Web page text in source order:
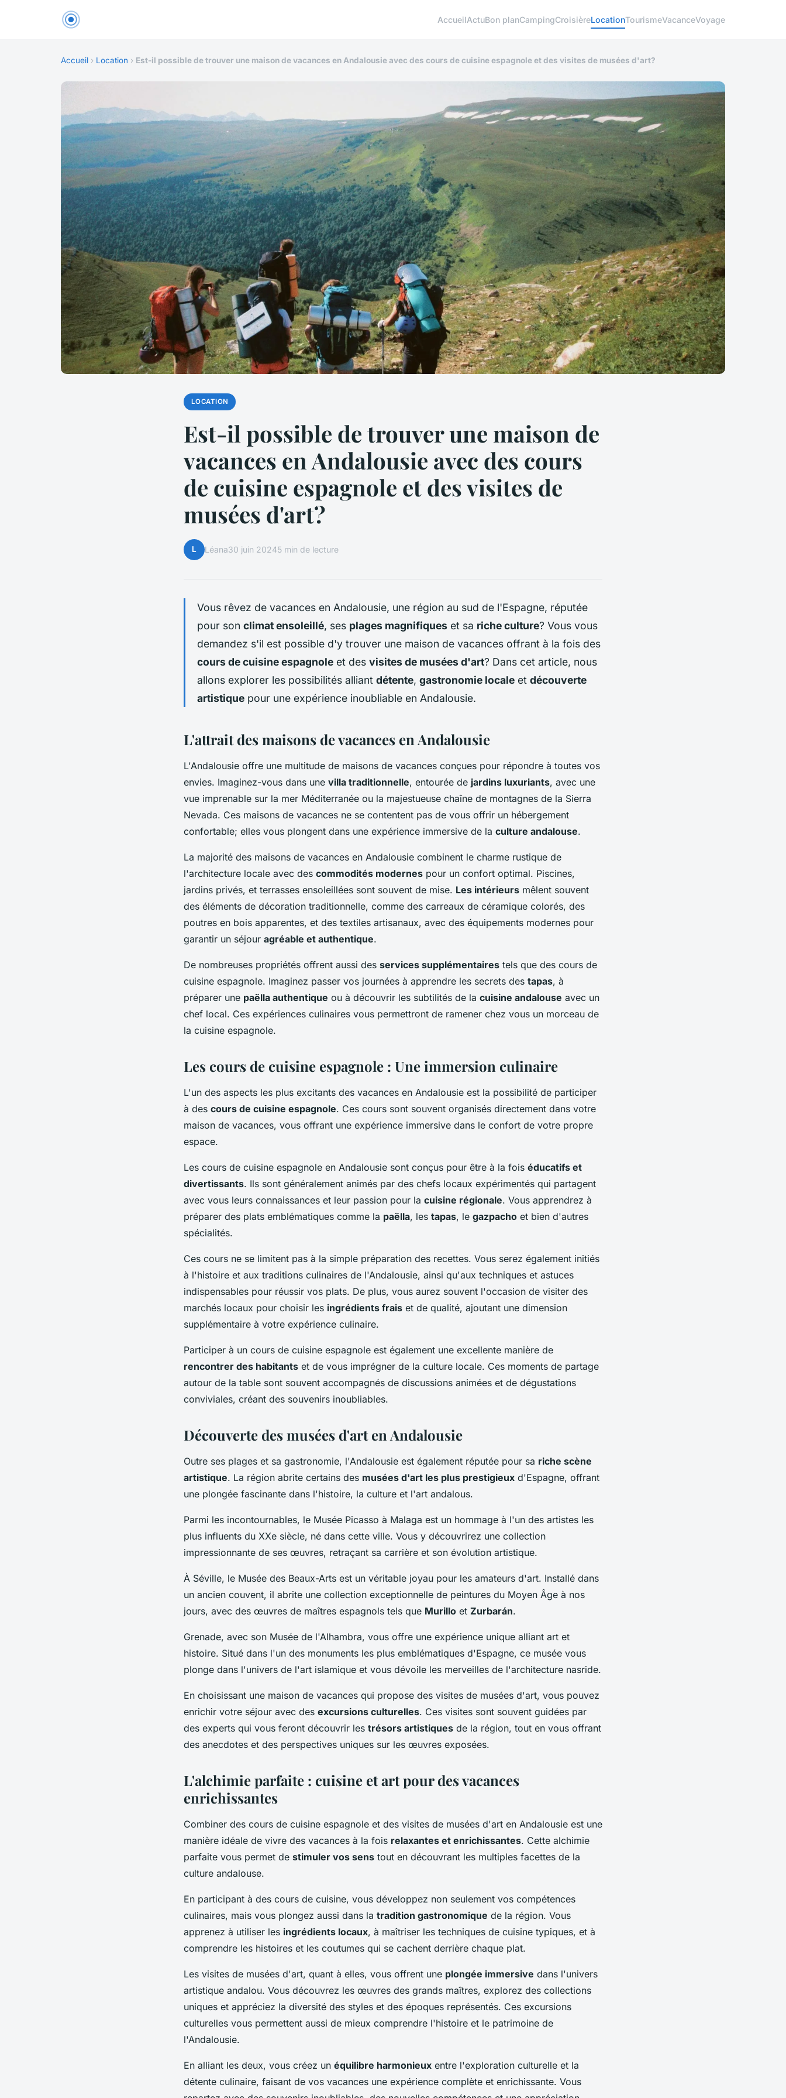
AccueilActuBon planCampingCroisièreLocationTourismeVacanceVoyage
Accueil › Location › Est-il possible de trouver une maison de vacances en Andalousie avec des cours de cuisine espagnole et des visites de musées d'art?
LOCATION
Est-il possible de trouver une maison de
vacances en Andalousie avec des cours
de cuisine espagnole et des visites de
musées d'art?
L Léana30 juin 20245 min de lecture
Vous rêvez de vacances en Andalousie, une région au sud de l'Espagne, réputée
pour son climat ensoleillé, ses plages magnifiques et sa riche culture? Vous vous
demandez s'il est possible d'y trouver une maison de vacances offrant à la fois des
cours de cuisine espagnole et des visites de musées d'art? Dans cet article, nous
allons explorer les possibilités alliant détente, gastronomie locale et découverte
artistique pour une expérience inoubliable en Andalousie.
L'attrait des maisons de vacances en Andalousie
L'Andalousie offre une multitude de maisons de vacances conçues pour répondre à toutes vos
envies. Imaginez-vous dans une villa traditionnelle, entourée de jardins luxuriants, avec une
vue imprenable sur la mer Méditerranée ou la majestueuse chaîne de montagnes de la Sierra
Nevada. Ces maisons de vacances ne se contentent pas de vous offrir un hébergement
confortable; elles vous plongent dans une expérience immersive de la culture andalouse.
La majorité des maisons de vacances en Andalousie combinent le charme rustique de
l'architecture locale avec des commodités modernes pour un confort optimal. Piscines,
jardins privés, et terrasses ensoleillées sont souvent de mise. Les intérieurs mêlent souvent
des éléments de décoration traditionnelle, comme des carreaux de céramique colorés, des
poutres en bois apparentes, et des textiles artisanaux, avec des équipements modernes pour
garantir un séjour agréable et authentique.
De nombreuses propriétés offrent aussi des services supplémentaires tels que des cours de
cuisine espagnole. Imaginez passer vos journées à apprendre les secrets des tapas, à
préparer une paëlla authentique ou à découvrir les subtilités de la cuisine andalouse avec un
chef local. Ces expériences culinaires vous permettront de ramener chez vous un morceau de
la cuisine espagnole.
Les cours de cuisine espagnole : Une immersion culinaire
L'un des aspects les plus excitants des vacances en Andalousie est la possibilité de participer
à des cours de cuisine espagnole. Ces cours sont souvent organisés directement dans votre
maison de vacances, vous offrant une expérience immersive dans le confort de votre propre
espace.
Les cours de cuisine espagnole en Andalousie sont conçus pour être à la fois éducatifs et
divertissants. Ils sont généralement animés par des chefs locaux expérimentés qui partagent
avec vous leurs connaissances et leur passion pour la cuisine régionale. Vous apprendrez à
préparer des plats emblématiques comme la paëlla, les tapas, le gazpacho et bien d'autres
spécialités.
Ces cours ne se limitent pas à la simple préparation des recettes. Vous serez également initiés
à l'histoire et aux traditions culinaires de l'Andalousie, ainsi qu'aux techniques et astuces
indispensables pour réussir vos plats. De plus, vous aurez souvent l'occasion de visiter des
marchés locaux pour choisir les ingrédients frais et de qualité, ajoutant une dimension
supplémentaire à votre expérience culinaire.
Participer à un cours de cuisine espagnole est également une excellente manière de
rencontrer des habitants et de vous imprégner de la culture locale. Ces moments de partage
autour de la table sont souvent accompagnés de discussions animées et de dégustations
conviviales, créant des souvenirs inoubliables.
Découverte des musées d'art en Andalousie
Outre ses plages et sa gastronomie, l'Andalousie est également réputée pour sa riche scène
artistique. La région abrite certains des musées d'art les plus prestigieux d'Espagne, offrant
une plongée fascinante dans l'histoire, la culture et l'art andalous.
Parmi les incontournables, le Musée Picasso à Malaga est un hommage à l'un des artistes les
plus influents du XXe siècle, né dans cette ville. Vous y découvrirez une collection
impressionnante de ses œuvres, retraçant sa carrière et son évolution artistique.
À Séville, le Musée des Beaux-Arts est un véritable joyau pour les amateurs d'art. Installé dans
un ancien couvent, il abrite une collection exceptionnelle de peintures du Moyen Âge à nos
jours, avec des œuvres de maîtres espagnols tels que Murillo et Zurbarán.
Grenade, avec son Musée de l'Alhambra, vous offre une expérience unique alliant art et
histoire. Situé dans l'un des monuments les plus emblématiques d'Espagne, ce musée vous
plonge dans l'univers de l'art islamique et vous dévoile les merveilles de l'architecture nasride.
En choisissant une maison de vacances qui propose des visites de musées d'art, vous pouvez
enrichir votre séjour avec des excursions culturelles. Ces visites sont souvent guidées par
des experts qui vous feront découvrir les trésors artistiques de la région, tout en vous offrant
des anecdotes et des perspectives uniques sur les œuvres exposées.
L'alchimie parfaite : cuisine et art pour des vacances
enrichissantes
Combiner des cours de cuisine espagnole et des visites de musées d'art en Andalousie est une
manière idéale de vivre des vacances à la fois relaxantes et enrichissantes. Cette alchimie
parfaite vous permet de stimuler vos sens tout en découvrant les multiples facettes de la
culture andalouse.
En participant à des cours de cuisine, vous développez non seulement vos compétences
culinaires, mais vous plongez aussi dans la tradition gastronomique de la région. Vous
apprenez à utiliser les ingrédients locaux, à maîtriser les techniques de cuisine typiques, et à
comprendre les histoires et les coutumes qui se cachent derrière chaque plat.
Les visites de musées d'art, quant à elles, vous offrent une plongée immersive dans l'univers
artistique andalou. Vous découvrez les œuvres des grands maîtres, explorez des collections
uniques et appréciez la diversité des styles et des époques représentés. Ces excursions
culturelles vous permettent aussi de mieux comprendre l'histoire et le patrimoine de
l'Andalousie.
En alliant les deux, vous créez un équilibre harmonieux entre l'exploration culturelle et la
détente culinaire, faisant de vos vacances une expérience complète et enrichissante. Vous